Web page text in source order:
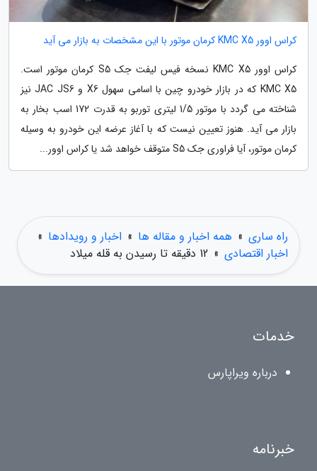
کراس اوور KMC X5 کرمان موتور با این مشخصات به بازار می آید
کراس اوور KMC X5 نسخه فیس لیفت جک S5 کرمان موتور است.
KMC X5 که در بازار خودرو چین با اسامی سهول X6 و JAC JS6 نیز
شناخته می گردد با موتور 1/5 لیتری توربو به قدرت 172 اسب بخار به
بازار می آید. هنوز تعیین نیست که با آغاز عرضه این خودرو به وسیله
کرمان موتور، آیا فراوری جک S5 متوقف خواهد شد یا کراس اوور...
راه ساری » همه اخبار و مقاله ها » اخبار و رویدادها »
اخبار اقتصادی » 12 دقیقه تا رسیدن به قله میلاد
خدمات
درباره ویراپارس
خبرنامه